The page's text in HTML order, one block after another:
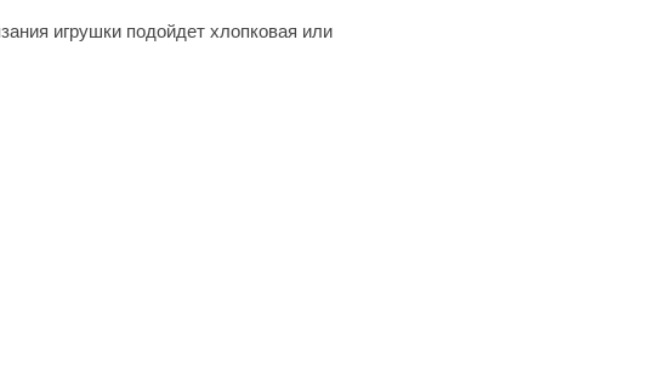
игрушки подойдет хлопковая или